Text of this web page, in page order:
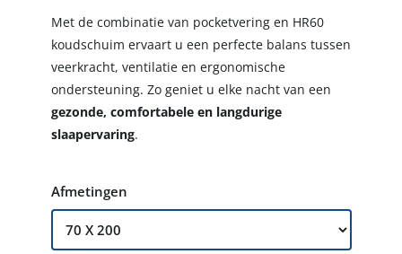
Met de combinatie van pocketvering en HR60
koudschuim ervaart u een perfecte balans tussen
veerkracht, ventilatie en ergonomische
ondersteuning. Zo geniet u elke nacht van een
gezonde, comfortabele en langdurige
slaapervaring.
Afmetingen